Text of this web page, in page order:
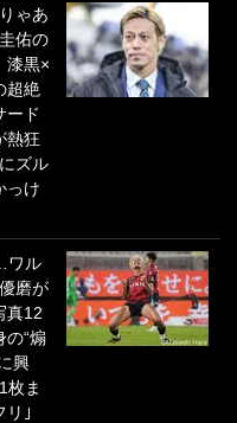
ゃあ
佑の
漆黒×
超絶
ード
熱狂
ズル
っけ
ワル
磨が
真12
“煽
興
枚ま
リ｣